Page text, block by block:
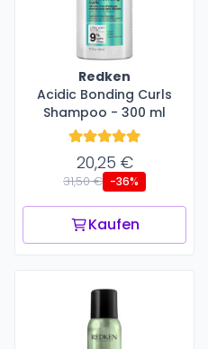
Redken
Acidic Bonding Curls
Shampoo - 300 ml
20,25 €
31,50 € -36%
Kaufen